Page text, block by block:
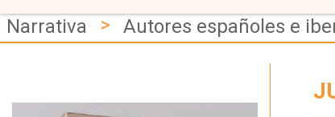
Narrativa > Autores españoles e